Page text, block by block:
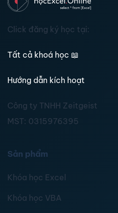
Click đăng ký học tại:
Tất cả khoá học 📖
Hướng dẫn kích hoạt
Công ty TNHH Zeitgeist
MST: 0315976395
Sản phẩm
Khóa học Excel
Khóa học VBA